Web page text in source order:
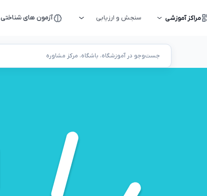
مراکز آموزشی سنجش و ارزیابی آزمون های شناختی
جست‌وجو در آموزشگاه، باشگاه، مرکز مشاوره